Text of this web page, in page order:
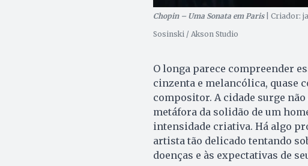
Chopin – Uma Sonata em Paris| Criador:
Sosinski / Akson Studio
O longa parece compreender
cinzenta e melancólica, quase
compositor. A cidade surge
metáfora da solidão de um
intensidade criativa. Há algo
artista tão delicado tentando
doenças e às expectativas de